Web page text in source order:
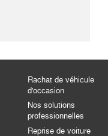
Rachat de véhicule
d'occasion
Nos solutions
professionnelles
Reprise de voiture